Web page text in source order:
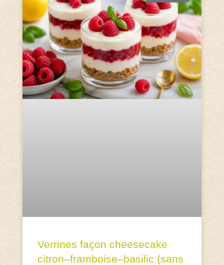
Verrines façon cheesecake
citron–framboise–basilic (sans